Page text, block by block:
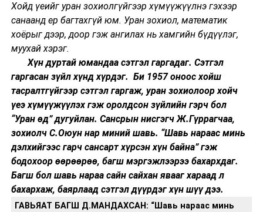
Хойд үеийг уран зохиолгүйгээр хүмүүжүүлнэ гэхээр
санаанд ер багтахгүй юм. Уран зохиол, математик
хоёрыг дээр, доор гэж ангилах нь хамгийн бүдүүлэг,
муухай хэрэг.
Хүн дуртай юмандаа сэтгэл гаргадаг. Сэтгэл
гаргасан зүйл хүнд хүрдэг. Би 1957 оноос хойш
тасралтгүйгээр сэтгэл гаргаж, уран зохиолоор хойч
үеэ хүмүүжүүлэх гэж оролдсон зүйлийн гэрч бол
“Уран өд” дугуйлан. Сансрын нисгэгч Ж.Гүррагчаа,
зохиолч С.Оюун нар миний шавь. “Шавь нараас минь
дэлхийгээс гарч сансарт хүрсэн хүн байна” гэж
бодохоор өөрөөрөө, багш мэргэжлээрээ бахархдаг.
Багш бол шавь нараа сайн сайхан явааг хараад л
бахархаж, баярлаад сэтгэл дүүрдэг хүн шүү дээ.
ГАВЬЯАТ БАГШ Д.МАНДАХСАН: “Шавь нараас минь